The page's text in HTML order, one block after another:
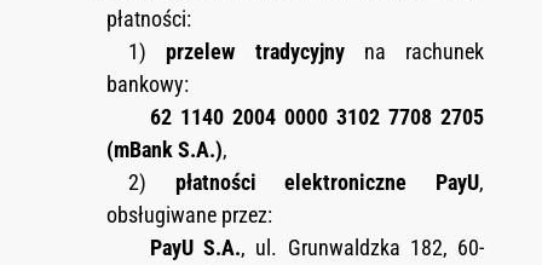
płatności:
1) przelew tradycyjnyna rachunek
bankowy:
62 1140 2004 0000 3102 7708 2705
(mBank S.A.),
2) płatności elektroniczne PayU,
obsługiwane przez:
PayU S.A., ul. Grunwaldzka 182, 60-